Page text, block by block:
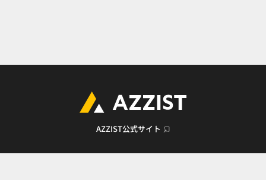
AZZIST公式サイト